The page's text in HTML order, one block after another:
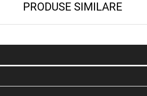
PRODUSE SIMILARE